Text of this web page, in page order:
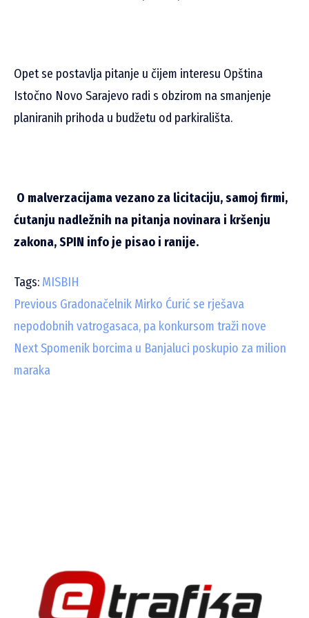
Opet se postavlja pitanje u čijem interesu Opština
Istočno Novo Sarajevo radi s obzirom na smanjenje
planiranih prihoda u budžetu od parkirališta.
O malverzacijama vezano za licitaciju, samoj firmi,
ćutanju nadležnih na pitanja novinara i kršenju
zakona, SPIN info je pisao i ranije.
Tags: MISBIH
C
o
n
Previous Gradonačelnik Mirko Ćurić se rješava
nepodobnih vatrogasaca, pa konkursom traži nove
NextSpomenik borcima u Banjaluci poskupio za milion
maraka